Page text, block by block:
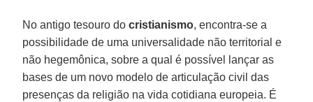
No antigo tesouro docristianismo, encontra-se a
possibilidade de uma universalidade não territorial e
não hegemônica, sobre a qual é possível lançar as
bases de um novo modelo de articulação civil das
presenças da religião na vida cotidiana europeia. É